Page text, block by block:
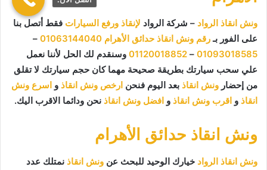
ونش انقاذ الرواد – شركة الرواد لإنقاذ ورفع السيارات فقط أتصل بنا
على الفور بـرقم ونش انقاذ حدائق الأهرام 01063144040
–
01093018585
–
01120018852 وسنقدم لك الحل لأننا نعمل
علي سحب سيارتك بطريقة صحيحة مهما كان حجم سيارتك لا تقلق
من إحضار ونش انقاذ بعد اليوم فنحن ارخص ونش انقاذ و اسرع ونش
انقاذ و اقرب ونش انقاذ و افضل ونش انقاذ نحن ودائما الاقرب اليك.
ونش انقاذ حدائق الأهرام
ونش انقاذ الرواد خيارك الوحيد للبحث عن ونش انقاذ نمتلك عدد